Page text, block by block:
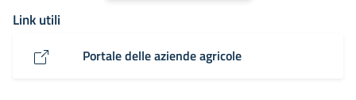
Link utili
Portale delle aziende agricole